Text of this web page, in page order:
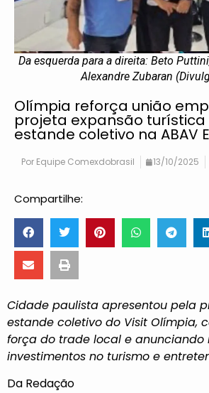
Da esquerda para a direita: Beto
Alexandre Zubaran
Olímpia reforça união
projeta expansão
estande coletivo na ABAV
Por Equipe Comexdobrasil 13/10/2025
Compartilhe:
Cidade paulista apresentou pela
estande coletivo do Visit Olímpia,
força do trade local e anunciando
investimentos no turismo e
Da Redação